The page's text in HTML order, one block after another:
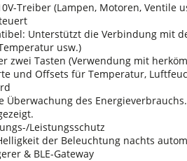
Treiber (Lampen, Motoren, Ventile
Unterstützt die Verbindung mit
usw.)
zwei Tasten (Verwendung mit
und Offsets für Temperatur,
Überwachung des
Leistungsschutz
der Beleuchtung nachts
& BLE-Gateway